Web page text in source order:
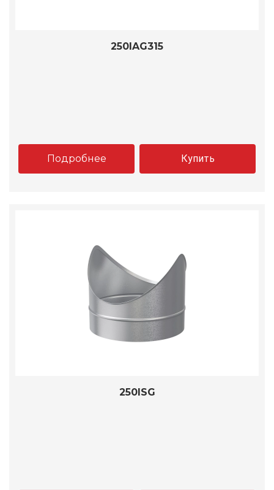
250IAG315
Подробнее Купить
250ISG